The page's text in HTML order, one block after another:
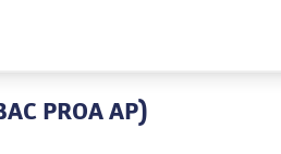
PROA AP)